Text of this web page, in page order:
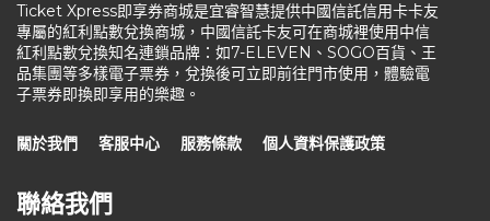
Ticket Xpress即享券商城是宜睿智慧提供中國信託信用卡卡友
專屬的紅利點數兌換商城，中國信託卡友可在商城裡使用中信
紅利點數兌換知名連鎖品牌：如7-ELEVEN、SOGO百貨、王
品集團等多樣電子票券，兌換後可立即前往門市使用，體驗電
子票券即換即享用的樂趣。
關於我們 客服中心 服務條款 個人資料保護政策
聯絡我們